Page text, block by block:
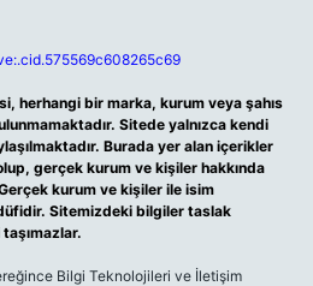
herhangi bir marka, kurum veya şahıs
Sitede yalnızca kendi
Burada yer alan içerikler
gerçek kurum ve kişiler hakkında
kurum ve kişiler ile isim
Sitemizdeki bilgiler taslak
Bilgi Teknolojileri ve İletişim